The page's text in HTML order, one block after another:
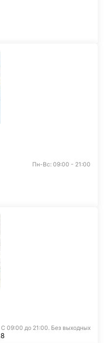
Пн-Вс: 09:00 - 21:00
С 09:00 до 21:00. Без выходных